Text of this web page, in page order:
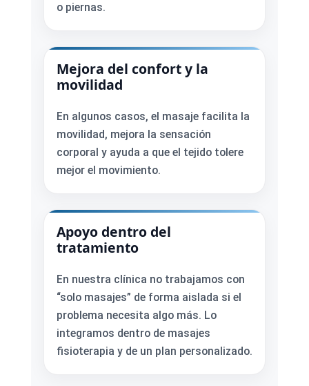
o piernas.
Mejora del confort y la
movilidad
En algunos casos, el masaje facilita la
movilidad, mejora la sensación
corporal y ayuda a que el tejido tolere
mejor el movimiento.
Apoyo dentro del
tratamiento
En nuestra clínica no trabajamos con
“solo masajes” de forma aislada si el
problema necesita algo más. Lo
integramos dentro de masajes
fisioterapia y de un plan personalizado.